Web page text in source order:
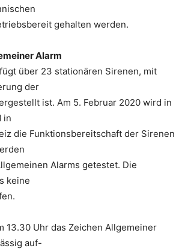
gehalten werden.
Alarm
über 23 stationären Sirenen, mit
der
ist. Am 5. Februar 2020 wird in
in
die Funktionsbereitschaft der Sirenen
Alarms getestet. Die
keine
13.30 Uhr das Zeichen Allgemeiner
auf-